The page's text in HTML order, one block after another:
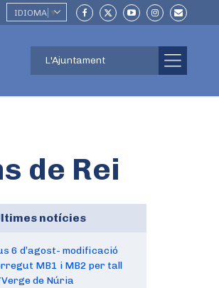
IDIOMA ▼
L'Ajuntament
de Rei
notícies
6 d’agost- modificació
MB1 i MB2 per tall
de Núria